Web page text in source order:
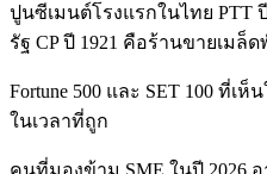
ปูนซีเมนต์โรงแรกในไทย PTT
รัฐ CP ปี 1921 คือร้านขายเมล็
Fortune 500 และ SET 100 ที่เ
ในเวลาที่ถูก